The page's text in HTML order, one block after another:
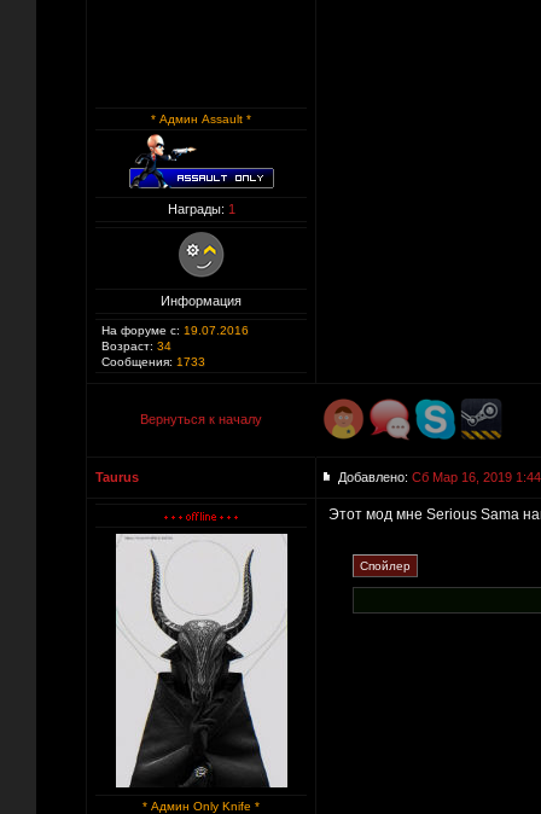
* Админ Assault *
Награды: 1
Информация
На форуме с: 19.07.2016
Возраст: 34
Сообщения: 1733
Вернуться к началу
Taurus Добавлено: Сб Мар 16, 2019 1:44
* Админ Only Knife *
Этот мод мне Serious Sama